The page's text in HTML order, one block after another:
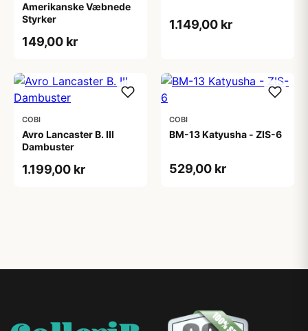
Amerikanske Væbnede
Styrker
149,00 kr
1.149,00 kr
COBI
Avro Lancaster B. III
Dambuster
1.199,00 kr
COBI
BM-13 Katyusha - ZIS-6
529,00 kr